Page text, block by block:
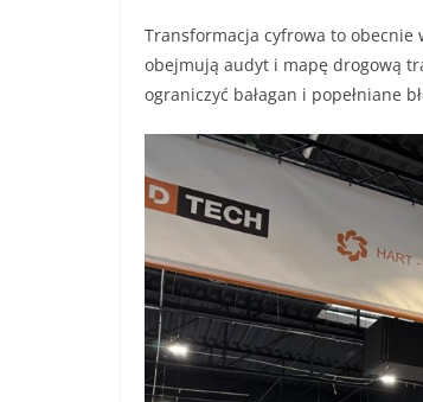
Transformacja cyfrowa to
obejmują audyt i mapę drogową
ograniczyć bałagan i popełniane